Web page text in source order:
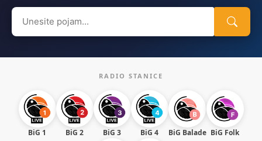
Search
for:
RADIO STANICE
BiG 1 BiG 2 BiG 3 BiG 4 BiG Balade BiG Folk